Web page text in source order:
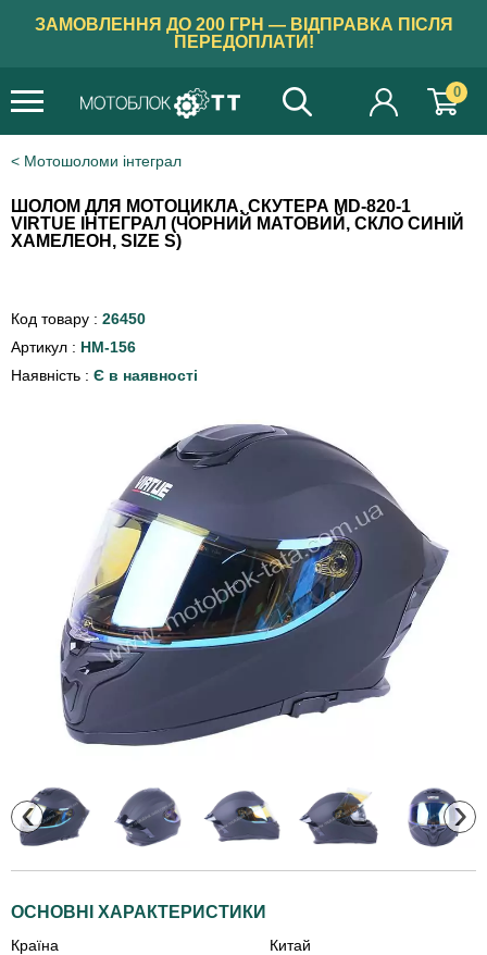
ЗАМОВЛЕННЯ ДО 200 ГРН — ВІДПРАВКА ПІСЛЯ
ПЕРЕДОПЛАТИ!
0
Мотошоломи інтеграл
ШОЛОМ ДЛЯ МОТОЦИКЛА, СКУТЕРА MD-820-1
VIRTUE ІНТЕГРАЛ (ЧОРНИЙ МАТОВИЙ, СКЛО СИНІЙ
ХАМЕЛЕОН, SIZE S)
Код товару : 26450
Артикул : HM-156
Наявність : Є в наявності
‹ ›
ОСНОВНІ ХАРАКТЕРИСТИКИ
Країна
Китай